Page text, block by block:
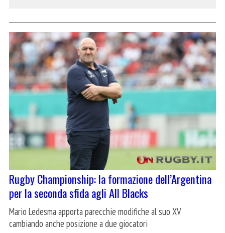
Rugby Championship: la formazione dell’Argentina
per la seconda sfida agli All Blacks
Mario Ledesma apporta parecchie modifiche al suo XV
cambiando anche posizione a due giocatori